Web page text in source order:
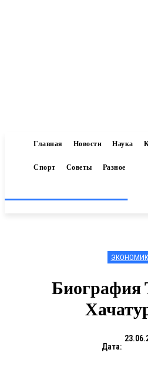
Главная Новости Наука
Спорт Советы Разное
Биография
Дата: